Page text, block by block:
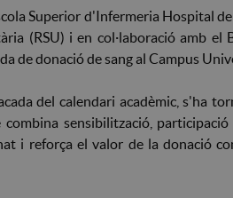
Superior d'Infermeria Hospital
(RSU) i en col·laboració amb el
de donació de sang al Campus
del calendari acadèmic, s'ha
sensibilització,
i reforça el valor de la donació